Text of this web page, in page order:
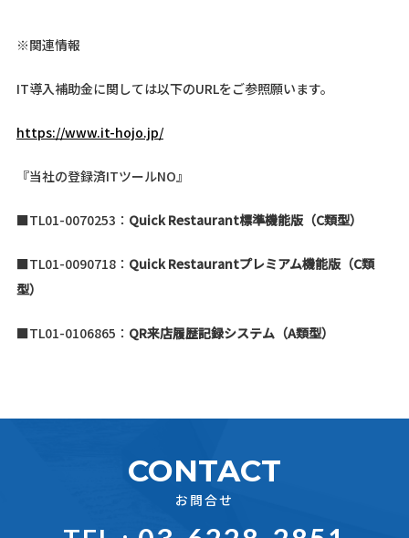
※関連情報
IT導入補助金に関しては以下のURLをご参照願います。
https://www.it-hojo.jp/
『当社の登録済ITツールNO』
■TL01-0070253： Quick Restaurant標準機能版（C類型）
■TL01-0090718： Quick Restaurantプレミアム機能版（C類
型）
■TL01-0106865： QR来店履歴記録システム（A類型）
CONTACT
お問合せ